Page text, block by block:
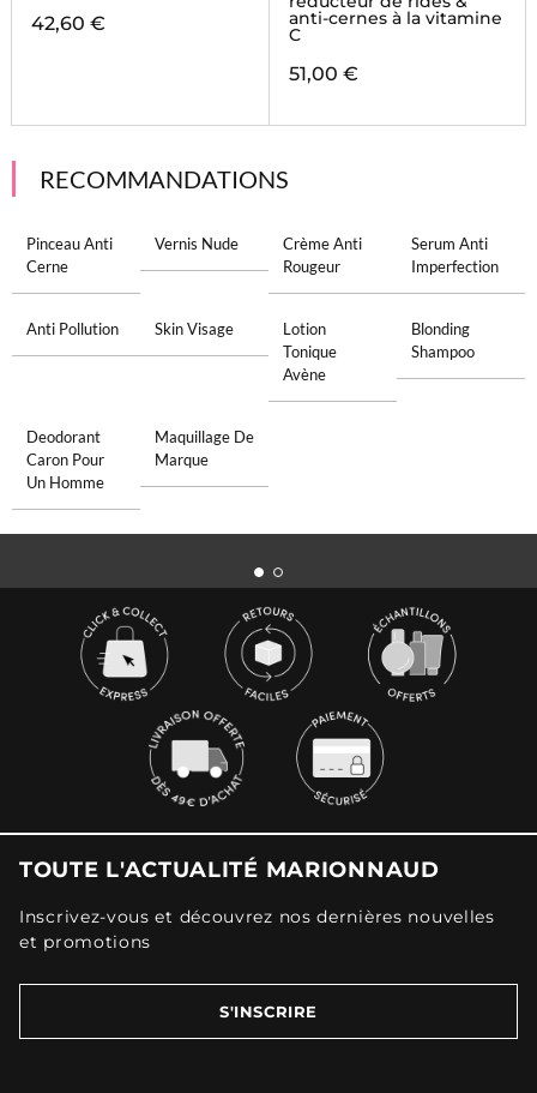
42,60 € anti-cernes à la vitamine
C
51,00 €
RECOMMANDATIONS
Pinceau Anti
Cerne
Vernis Nude
Crème Anti
Rougeur
Serum Anti
Imperfection
Anti Pollution Skin Visage
Lotion
Tonique
Avène
Blonding
Shampoo
Deodorant
Caron Pour
Un Homme
Maquillage De
Marque
TOUTE L'ACTUALITÉ MARIONNAUD
Inscrivez-vous et découvrez nos dernières nouvelles
et promotions
S'INSCRIRE